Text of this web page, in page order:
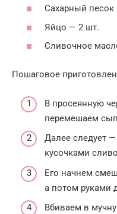
Сахарный песок
Яйцо — 2 шт.
Сливочное
Пошаговое
В просеянную
перемешаем
Далее следует
кусочками
Его начнем
а потом руками
Вбиваем в